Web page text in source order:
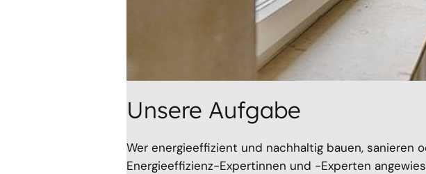
Unsere Aufgabe
Wer energieeffizient und nachhaltig bauen,
Energieeffizienz-Expertinnen und -Experten